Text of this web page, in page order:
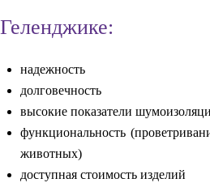
Геленджике:
надежность
долговечность
высокие показатели
функциональность
животных)
доступная стоимость изделий